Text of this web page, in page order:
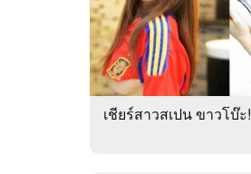
เชียร์สาวสเปน ขาวโบ๊ะ!